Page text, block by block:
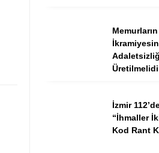
İzmir
“İhmaller
Kod Rant